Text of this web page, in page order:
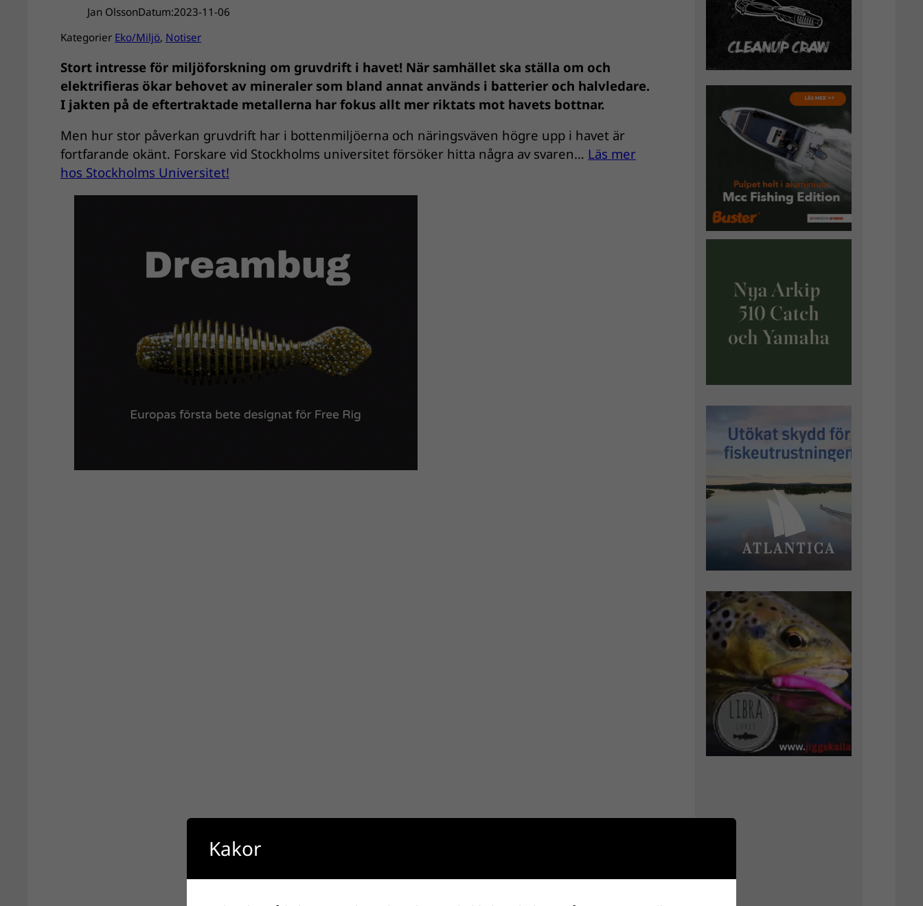
Jan OlssonDatum:2023-11-06
Kategorier Eko/Miljö, Notiser
Stort intresse för miljöforskning om gruvdrift i havet! När samhället ska ställa om och
elektrifieras ökar behovet av mineraler som bland annat används i batterier och halvledare.
I jakten på de eftertraktade metallerna har fokus allt mer riktats mot havets bottnar.
Men hur stor påverkan gruvdrift har i bottenmiljöerna och näringsväven högre upp i havet är
fortfarande okänt. Forskare vid Stockholms universitet försöker hitta några av svaren… Läs mer
hos Stockholms Universitet!
Kakor